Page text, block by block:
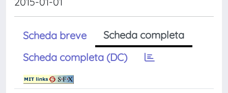
Scheda breve
Scheda completa
Scheda completa (DC)